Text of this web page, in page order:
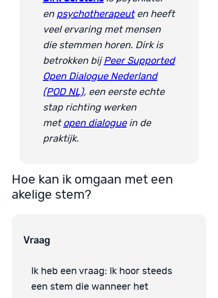
en psychotherapeuten heeft
veel ervaring met mensen
die stemmen horen. Dirk is
betrokken bij Peer Supported
Open Dialogue Nederland
(POD NL), een eerste echte
stap richting werken
met open dialoguein de
praktijk.
Hoe kan ik omgaan met een
akelige stem?
Vraag
Ik heb een vraag: Ik hoor steeds
een stem die wanneer het